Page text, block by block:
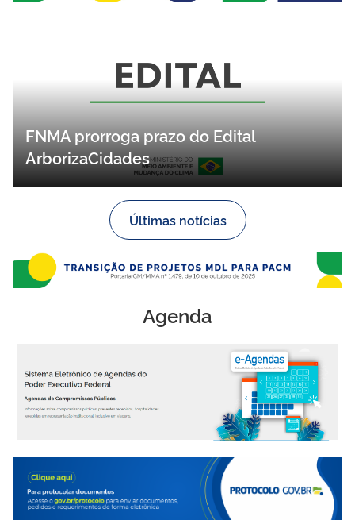
FNMA prorroga prazo do Edital
ArborizaCidades
Últimas notícias
Agenda